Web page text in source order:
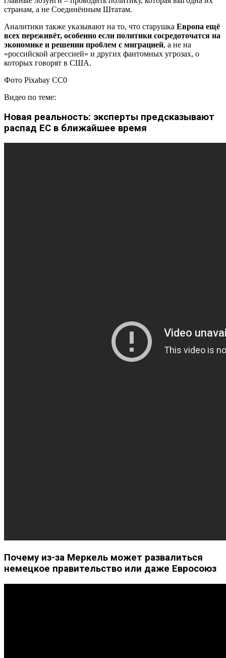
странам, а не Соединённым Штатам.
Аналитики также указывают на то, что старушка Европа ещё
всех переживёт, особенно если политики сосредоточатся на
экономике и решении проблем с миграцией, а не на
«российской агрессией» и других фантомных угрозах, о
которых говорят в США.
Фото Pixabay CC0
Видео по теме:
Новая реальность: эксперты предсказывают
распад ЕС в ближайшее время
Почему из-за Меркель может развалиться
немецкое правительство или даже Евросоюз